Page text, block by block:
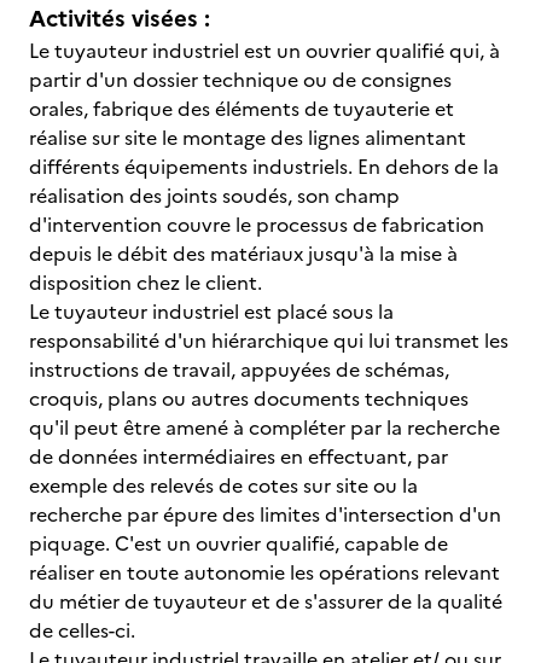
Activités visées :
Le tuyauteur industriel est un ouvrier qualifié qui, à
partir d'un dossier technique ou de consignes
orales, fabrique des éléments de tuyauterie et
réalise sur site le montage des lignes alimentant
différents équipements industriels. En dehors de la
réalisation des joints soudés, son champ
d'intervention couvre le processus de fabrication
depuis le débit des matériaux jusqu'à la mise à
disposition chez le client.
Le tuyauteur industriel est placé sous la
responsabilité d'un hiérarchique qui lui transmet les
instructions de travail, appuyées de schémas,
croquis, plans ou autres documents techniques
qu'il peut être amené à compléter par la recherche
de données intermédiaires en effectuant, par
exemple des relevés de cotes sur site ou la
recherche par épure des limites d'intersection d'un
piquage. C'est un ouvrier qualifié, capable de
réaliser en toute autonomie les opérations relevant
du métier de tuyauteur et de s'assurer de la qualité
de celles-ci.